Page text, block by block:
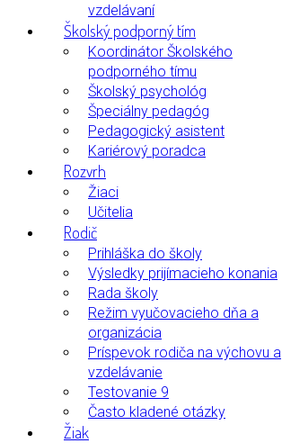
vzdelávaní
Školský podporný tím
Koordinátor Školského
podporného tímu
Školský psychológ
Špeciálny pedagóg
Pedagogický asistent
Kariérový poradca
Rozvrh
Žiaci
Učitelia
Rodič
Prihláška do školy
Výsledky prijímacieho konania
Rada školy
Režim vyučovacieho dňa a
organizácia
Príspevok rodiča na výchovu a
vzdelávanie
Testovanie 9
Často kladené otázky
Žiak